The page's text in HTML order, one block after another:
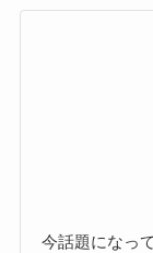
今話題になっ